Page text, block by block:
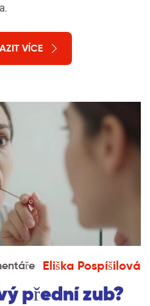
VÍCE
Eliška Pospíšilová
přední zub?